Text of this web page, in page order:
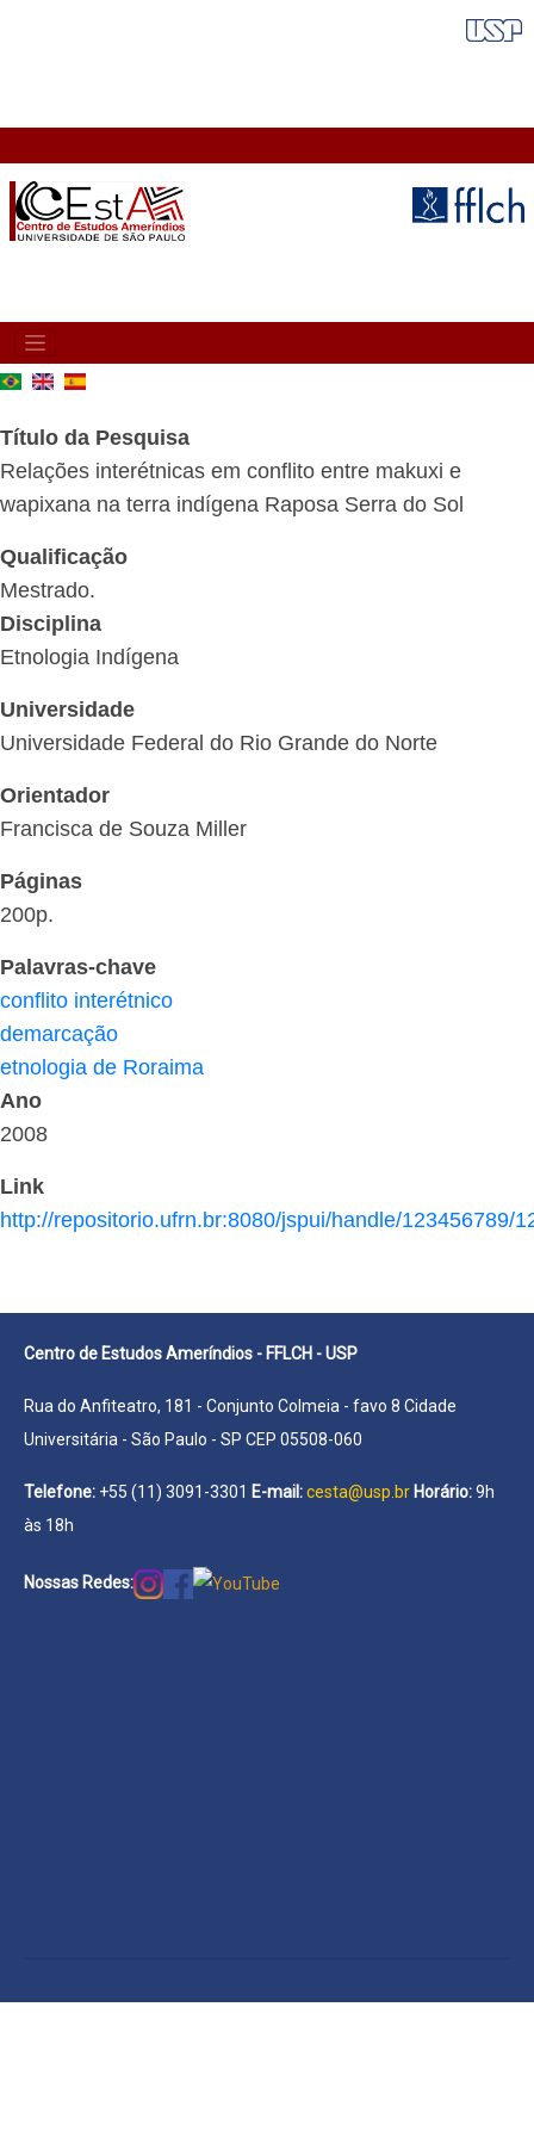
MAIN
NAVIGATION
Título da Pesquisa
Relações interétnicas em conflito entre makuxi e
wapixana na terra indígena Raposa Serra do Sol
Qualificação
Mestrado.
Disciplina
Etnologia Indígena
Universidade
Universidade Federal do Rio Grande do Norte
Orientador
Francisca de Souza Miller
Páginas
200p.
Palavras-chave
conflito interétnico
demarcação
etnologia de Roraima
Ano
2008
Link
http://repositorio.ufrn.br:8080/jspui/handle/123456789/
Centro de Estudos Ameríndios - FFLCH - USP
Rua do Anfiteatro, 181 - Conjunto Colmeia - favo 8 Cidade
Universitária - São Paulo - SP CEP 05508-060
Telefone: +55 (11) 3091-3301 E-mail:cesta@usp.br Horário:9h
às 18h
Nossas Redes: